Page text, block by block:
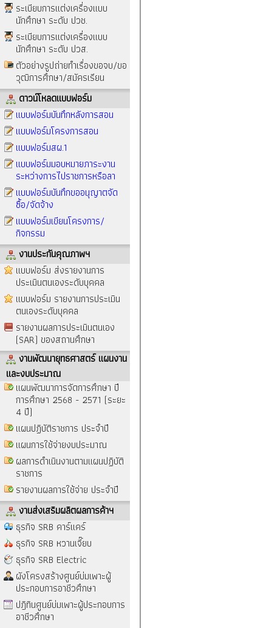
ระเบียบการแต่งเครื่องแบบ
นักศึกษา ระดับ ปวช.
ระเบียบการแต่งเครื่องแบบ
นักศึกษา ระดับ ปวส.
ตัวอย่างรูปถ่ายทำเรื่องขอจบ/ขอ
วุฒิการศึกษา/สมัครเรียน
ดาวน์โหลดแบบฟอร์ม
แบบฟอร์มบันทึกหลังการสอน
แบบฟอร์มโครงการสอน
แบบฟอร์มสผ.1
แบบฟอร์มมอบหมายภาระงาน
ระหว่างการไปราชการหรือลา
แบบฟอร์มบันทึกขออนุญาตจัด
ซื้อ/จัดจ้าง
แบบฟอร์มเขียนโครงการ/
กิจกรรม
งานประกันคุณภาพฯ
แบบฟอร์ม ส่งรายงานการ
ประเมินตนเองระดับบุคคล
แบบฟอร์ม รายงานการประเมิน
ตนเองระดับบุคคล
รายงานผลการประเมินตนเอง
(SAR) ของสถานศึกษา
งานพัฒนายุทธศาสตร์ แผนงาน
และงบประมาณ
แผนพัฒนาการจัดการศึกษา ปี
การศึกษา 2568 - 2571 (ระยะ
4 ปี)
แผนปฏิบัติราชการ ประจำปี
แผนการใช้จ่ายงบประมาณ
ผลการดำเนินงานตามแผนปฏิบัติ
ราชการ
รายงานผลการใช้จ่าย ประจำปี
งานส่งเสริมผลิตผลการค้าฯ
ธุรกิจ SRB คาร์แคร์
ธุรกิจ SRB หวานเจี๊ยบ
ธุรกิจ SRB Electric
ผังโครงสร้างศูนย์บ่มเพาะผู้
ประกอบการอาชีวศึกษา
ปฎิทินศูนย์บ่มเพาะผู้ประกอบการ
อาชีวศึกษา